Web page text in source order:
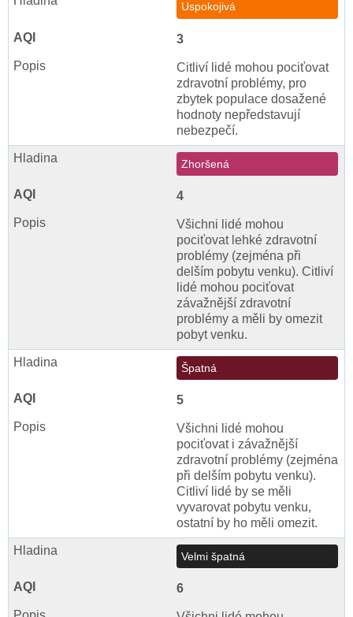
Uspokojivá
3
Citliví lidé mohou pociťovat
zdravotní problémy, pro
zbytek populace dosažené
hodnoty nepředstavují
nebezpečí.
Zhoršená
4
Všichni lidé mohou
pociťovat lehké zdravotní
problémy (zejména při
delším pobytu venku). Citliví
lidé mohou pociťovat
závažnější zdravotní
problémy a měli by omezit
pobyt venku.
Špatná
5
Všichni lidé mohou
pociťovat i závažnější
zdravotní problémy (zejména
při delším pobytu venku).
Citliví lidé by se měli
vyvarovat pobytu venku,
ostatní by ho měli omezit.
Velmi špatná
6